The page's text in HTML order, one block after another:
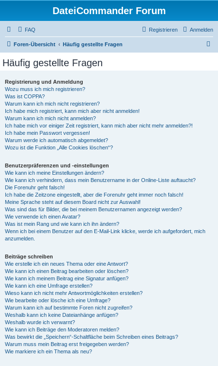
DateiCommander Forum
FAQ Anmelden
Registrieren
Foren-Übersicht Häufig gestellte Fragen
Häufig gestellte Fragen
Registrierung und Anmeldung
Wozu muss ich mich registrieren?
Was ist COPPA?
Warum kann ich mich nicht registrieren?
Ich habe mich registriert, kann mich aber nicht anmelden!
Warum kann ich mich nicht anmelden?
Ich habe mich vor einiger Zeit registriert, kann mich aber nicht mehr anmelden?!
Ich habe mein Passwort vergessen!
Warum werde ich automatisch abgemeldet?
Wozu ist die Funktion „Alle Cookies löschen“?
Benutzerpräferenzen und -einstellungen
Wie kann ich meine Einstellungen ändern?
Wie kann ich verhindern, dass mein Benutzername in der Online-Liste auftaucht?
Die Forenuhr geht falsch!
Ich habe die Zeitzone eingestellt, aber die Forenuhr geht immer noch falsch!
Meine Sprache steht auf diesem Board nicht zur Auswahl!
Was sind das für Bilder, die bei meinem Benutzernamen angezeigt werden?
Wie verwende ich einen Avatar?
Was ist mein Rang und wie kann ich ihn ändern?
Wenn ich bei einem Benutzer auf den E-Mail-Link klicke, werde ich aufgefordert, mich
anzumelden.
Beiträge schreiben
Wie erstelle ich ein neues Thema oder eine Antwort?
Wie kann ich einen Beitrag bearbeiten oder löschen?
Wie kann ich meinem Beitrag eine Signatur anfügen?
Wie kann ich eine Umfrage erstellen?
Wieso kann ich nicht mehr Antwortmöglichkeiten erstellen?
Wie bearbeite oder lösche ich eine Umfrage?
Warum kann ich auf bestimmte Foren nicht zugreifen?
Weshalb kann ich keine Dateianhänge anfügen?
Weshalb wurde ich verwarnt?
Wie kann ich Beiträge den Moderatoren melden?
Was bewirkt die „Speichern“-Schaltfläche beim Schreiben eines Beitrags?
Warum muss mein Beitrag erst freigegeben werden?
Wie markiere ich ein Thema als neu?